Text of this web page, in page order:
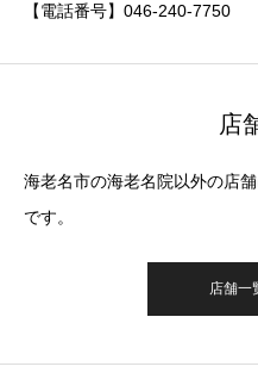
【電話番号】046-240-7750
店
海老名市の海老名院以外の店
です。
店舗一